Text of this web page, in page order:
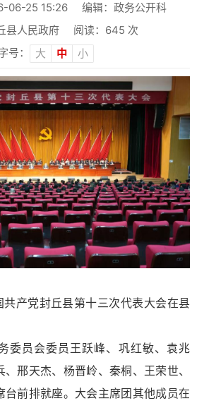
06-25 15:26
编辑：政务公开科
县人民政府
阅读： 645 次
号：
大 中 小
党封丘县第十三次代表大会在县
员会委员王跃峰、巩红敏、袁兆
邢天杰、杨晋岭、秦桐、王荣世、
台前排就座。大会主席团其他成员在